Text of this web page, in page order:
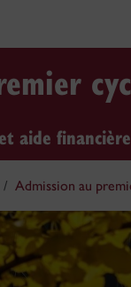
aide financière
Admission au